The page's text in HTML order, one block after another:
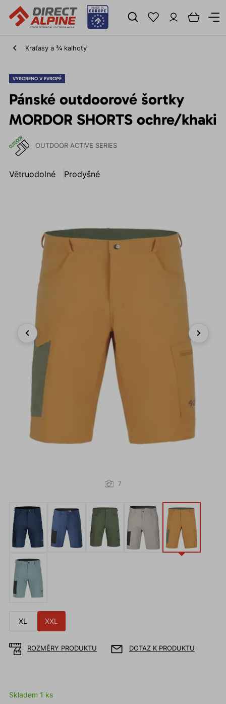
Kraťasy a ¾ kalhoty
VYROBENO V EVROPĚ
Pánské outdoorové šortky
MORDOR SHORTS ochre/khaki
OUTDOOR ACTIVE SERIES
Větruodolné Prodyšné
Previous Next
7
XL XXL
ROZMĚRY PRODUKTU DOTAZ K PRODUKTU
Skladem 1 ks